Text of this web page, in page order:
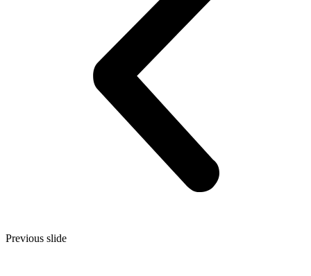
Previous slide